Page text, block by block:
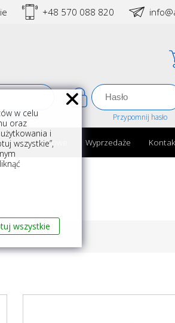
+48 570 088 820
Rejestracja Przypomnij hasło
łazienkowe Wyprzedaże
w celu
oraz
i
wszystkie”,
wszystkie